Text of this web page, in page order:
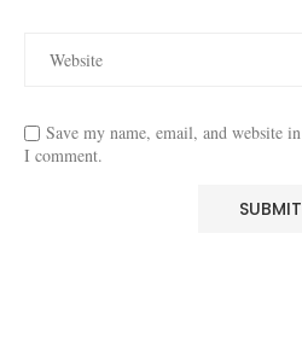
Save my name, email, and website
I comment.